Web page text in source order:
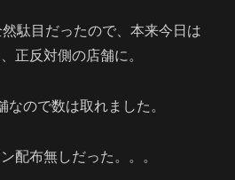
駄目だったので、本来今日は
正反対側の店舗に。
ので数は取れました。
配布無しだった。。。